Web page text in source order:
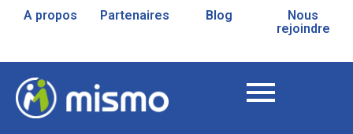
A propos Partenaires Blog
Nous
rejoindre